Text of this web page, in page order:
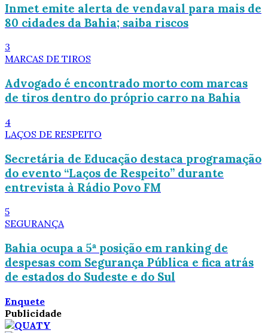
Inmet emite alerta de vendaval para mais de
80 cidades da Bahia; saiba riscos
3
MARCAS DE TIROS
Advogado é encontrado morto com marcas
de tiros dentro do próprio carro na Bahia
4
LAÇOS DE RESPEITO
Secretária de Educação destaca programação
do evento “Laços de Respeito” durante
entrevista à Rádio Povo FM
5
SEGURANÇA
Bahia ocupa a 5ª posição em ranking de
despesas com Segurança Pública e fica atrás
de estados do Sudeste e do Sul
Enquete
Publicidade